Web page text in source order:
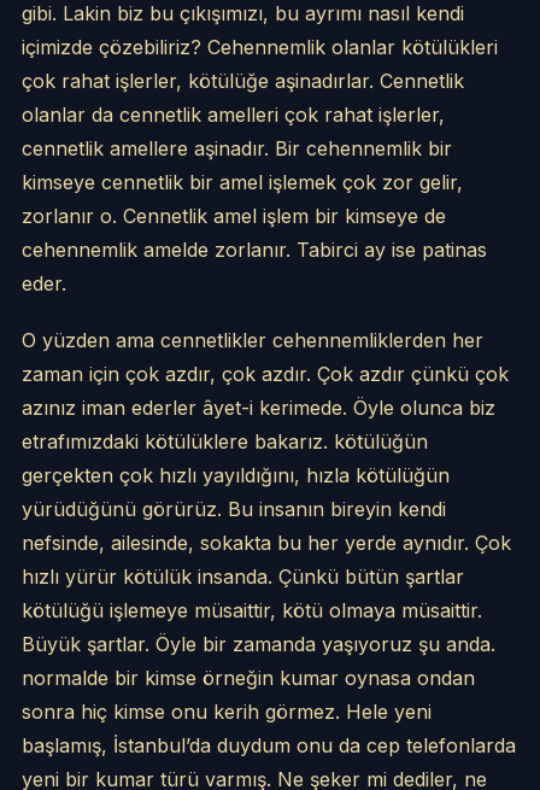
gibi. Lakin biz bu çıkışımızı, bu ayrımı nasıl kendi
içimizde çözebiliriz? Cehennemlik olanlar kötülükleri
çok rahat işlerler, kötülüğe aşinadırlar. Cennetlik
olanlar da cennetlik amelleri çok rahat işlerler,
cennetlik amellere aşinadır. Bir cehennemlik bir
kimseye cennetlik bir amel işlemek çok zor gelir,
zorlanır o. Cennetlik amel işlem bir kimseye de
cehennemlik amelde zorlanır. Tabirci ay ise patinas
eder.
O yüzden ama cennetlikler cehennemliklerden her
zaman için çok azdır, çok azdır. Çok azdır çünkü çok
azınız iman ederler âyet-i kerimede. Öyle olunca biz
etrafımızdaki kötülüklere bakarız. kötülüğün
gerçekten çok hızlı yayıldığını, hızla kötülüğün
yürüdüğünü görürüz. Bu insanın bireyin kendi
nefsinde, ailesinde, sokakta bu her yerde aynıdır. Çok
hızlı yürür kötülük insanda. Çünkü bütün şartlar
kötülüğü işlemeye müsaittir, kötü olmaya müsaittir.
Büyük şartlar. Öyle bir zamanda yaşıyoruz şu anda.
normalde bir kimse örneğin kumar oynasa ondan
sonra hiç kimse onu kerih görmez. Hele yeni
başlamış, İstanbul’da duydum onu da cep telefonlarda
yeni bir kumar türü varmış. Ne şeker mi dediler, ne